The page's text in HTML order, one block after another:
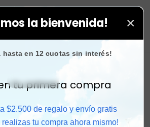
la bienvenida! ×
hasta en 12 cuotas sin interés!
Activar sonido
tu primera compra
$2.500 de regalo y envío gratis
tu compra ahora mismo!
rápido y aprovecha. 💙